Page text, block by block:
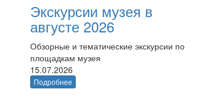
Экскурсии музея в
августе 2026
Обзорные и тематические экскурсии по
площадкам музея
15.07.2026
Подробнее